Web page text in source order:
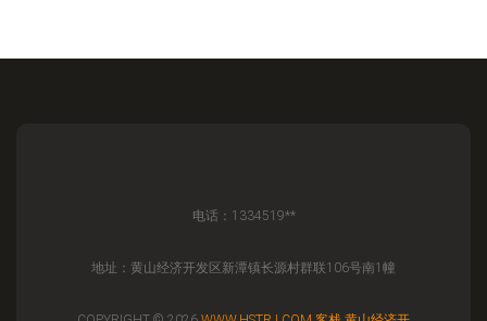
电话：1334519**
地址：黄山经济开发区新潭镇长源村群联106号南1幢